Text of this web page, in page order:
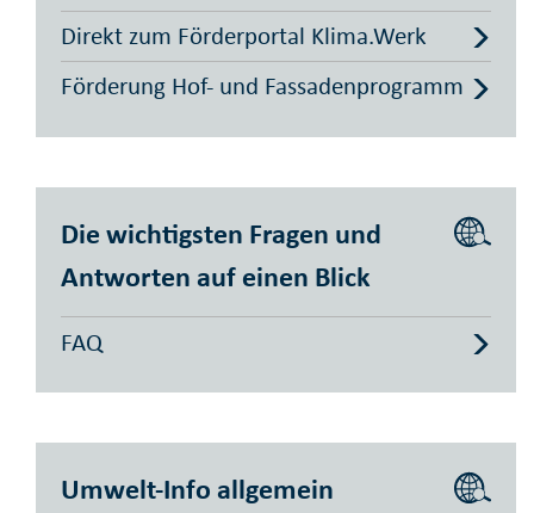
Direkt zum Förderportal Klima.Werk
Förderung Hof- und Fassadenprogramm
Die wichtigsten Fragen und
Antworten auf einen Blick
FAQ
Umwelt-Info allgemein